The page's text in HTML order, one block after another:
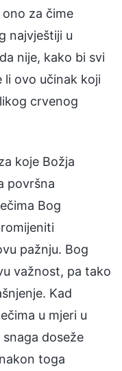
za čime
najvještiji u
nije, kako bi svi
li ovo učinak koji
crvenog
koje Božja
površna
Bog
pažnju. Bog
važnost, pa tako
Kad
u mjeri u
doseže
toga